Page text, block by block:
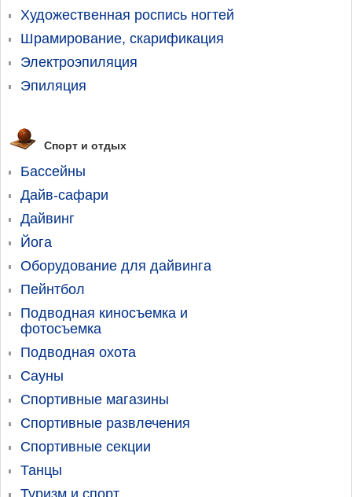
Художественная роспись ногтей
Шрамирование, скарификация
Электроэпиляция
Эпиляция
Спорт и отдых
Бассейны
Дайв-сафари
Дайвинг
Йога
Оборудование для дайвинга
Пейнтбол
Подводная киносъемка и
фотосъемка
Подводная охота
Сауны
Спортивные магазины
Спортивные развлечения
Спортивные секции
Танцы
Туризм и спорт